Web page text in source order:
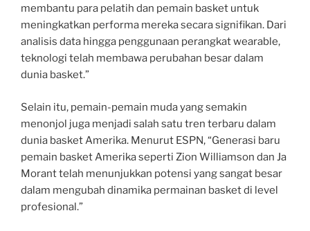
membantu para pelatih dan pemain basket untuk
meningkatkan performa mereka secara signifikan. Dari
analisis data hingga penggunaan perangkat wearable,
teknologi telah membawa perubahan besar dalam
dunia basket.”
Selain itu, pemain-pemain muda yang semakin
menonjol juga menjadi salah satu tren terbaru dalam
dunia basket Amerika. Menurut ESPN, “Generasi baru
pemain basket Amerika seperti Zion Williamson dan Ja
Morant telah menunjukkan potensi yang sangat besar
dalam mengubah dinamika permainan basket di level
profesional.”